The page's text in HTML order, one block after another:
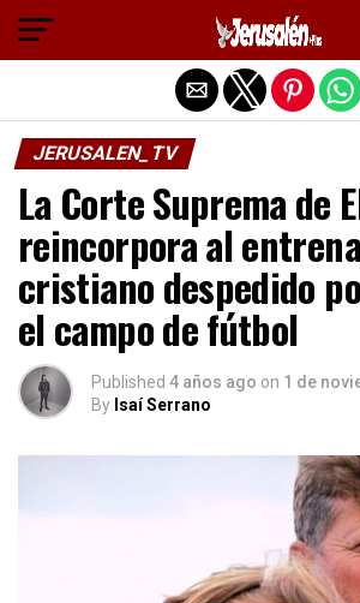
JERUSALEN_TV
La Corte Suprema de
reincorpora al
cristiano despedido
el campo de fútbol
Published 4 años ago on 1 de
By Isaí Serrano
Salir de la versión